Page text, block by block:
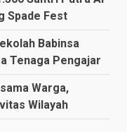
Spade Fest
Babinsa
Tenaga Pengajar
Warga,
Wilayah